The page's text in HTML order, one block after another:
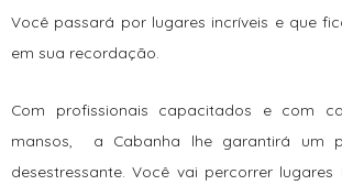
Você passará por lugares incríveis e que
em sua recordação.
Com profissionais capacitados e com
mansos, a Cabanha lhe garantirá um
desestressante. Você vai percorrer lugares